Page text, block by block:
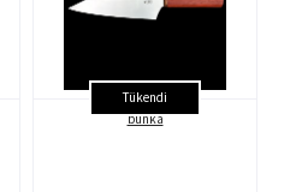
Tükendi
bunka